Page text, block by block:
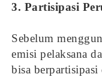
3. Partisipasi
Sebelum
emisi pelaksana
bisa